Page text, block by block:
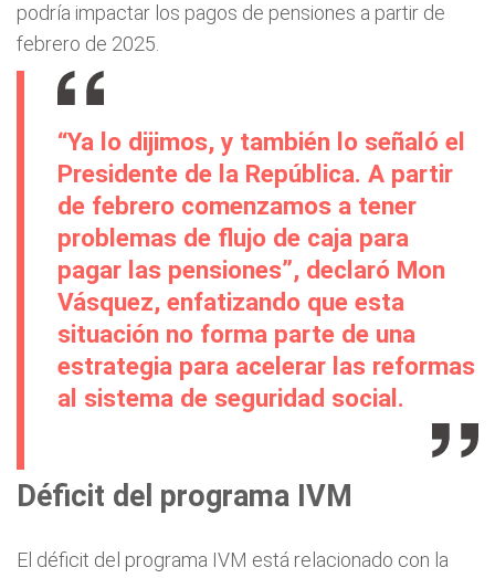
podría impactar los pagos de pensiones a partir de
febrero de 2025.
“Ya lo dijimos, y también lo señaló el
Presidente de la República. A partir
de febrero comenzamos a tener
problemas de flujo de caja para
pagar las pensiones”, declaró Mon
Vásquez, enfatizando que esta
situación no forma parte de una
estrategia para acelerar las reformas
al sistema de seguridad social.
Déficit del programa IVM
El déficit del programa IVM está relacionado con la